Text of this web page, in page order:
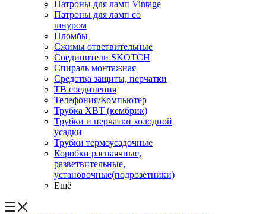
Патроны для ламп Vintage
Патроны для ламп со
шнуром
Пломбы
Сжимы ответвительные
Соединители SKOTCH
Спираль монтажная
Средства защиты, перчатки
ТВ соединения
Телефония/Компьютер
Трубка ХВТ (кембрик)
Трубки и перчатки холодной
усадки
Трубки термоусадочные
Коробки распаячные,
разветвительные,
установочные(подрозетники)
Ещё